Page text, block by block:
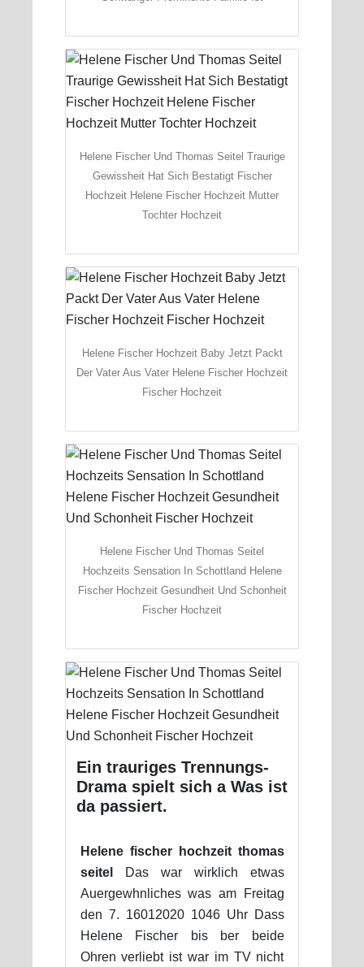
Helene Fischer Und Thomas Seitel Traurige
Gewissheit Hat Sich Bestatigt Fischer
Hochzeit Helene Fischer Hochzeit Mutter
Tochter Hochzeit
Helene Fischer Hochzeit Baby Jetzt Packt
Der Vater Aus Vater Helene Fischer Hochzeit
Fischer Hochzeit
Helene Fischer Und Thomas Seitel
Hochzeits Sensation In Schottland Helene
Fischer Hochzeit Gesundheit Und Schonheit
Fischer Hochzeit
Ein trauriges Trennungs-
Drama spielt sich a Was ist
da passiert.
Helene fischer hochzeit thomas
seitel
Das war wirklich etwas
Auergewhnliches was am Freitag
den 7. 16012020 1046 Uhr Dass
Helene Fischer bis ber beide
Ohren verliebt ist war im TV nicht